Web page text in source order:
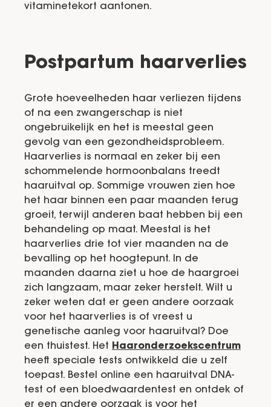
vitaminetekort aantonen.
Postpartum haarverlies
Grote hoeveelheden haar verliezen tijdens
of na een zwangerschap is niet
ongebruikelijk en het is meestal geen
gevolg van een gezondheidsprobleem.
Haarverlies is normaal en zeker bij een
schommelende hormoonbalans treedt
haaruitval op. Sommige vrouwen zien hoe
het haar binnen een paar maanden terug
groeit, terwijl anderen baat hebben bij een
behandeling op maat. Meestal is het
haarverlies drie tot vier maanden na de
bevalling op het hoogtepunt. In de
maanden daarna ziet u hoe de haargroei
zich langzaam, maar zeker herstelt. Wilt u
zeker weten dat er geen andere oorzaak
voor het haarverlies is of vreest u
genetische aanleg voor haaruitval? Doe
een thuistest. Het Haaronderzoekscentrum
heeft speciale tests ontwikkeld die u zelf
toepast. Bestel online een haaruitval DNA-
test of een bloedwaardentest en ontdek of
er een andere oorzaak is voor het